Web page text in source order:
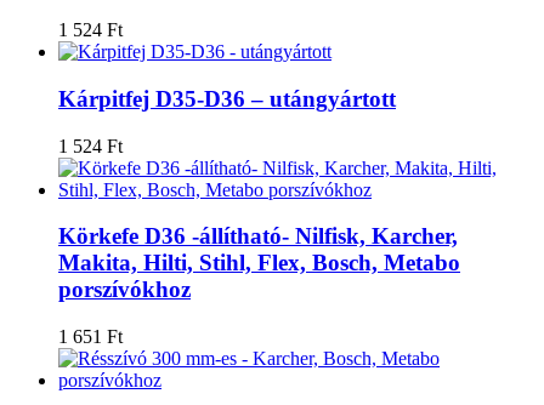
1 524 Ft
Kárpitfej D35-D36 – utángyártott
1 524 Ft
Körkefe D36 -állítható- Nilfisk, Karcher,
Makita, Hilti, Stihl, Flex, Bosch, Metabo
porszívókhoz
1 651 Ft